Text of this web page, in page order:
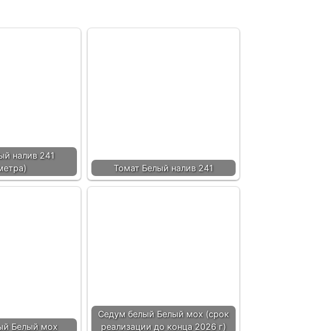
налив 241
Томат Белый налив 241
Белый мох
Седум белый Белый мох (срок
реализации до конца 2026 г)